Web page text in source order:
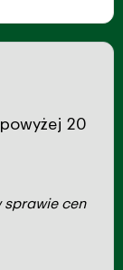
20
sprawie cen